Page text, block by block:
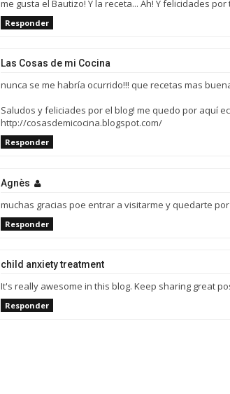
me gusta el Bautizo! Y la receta... Ah! Y felicidades
Responder
Las Cosas de mi Cocina
nunca se me habría ocurrido!!! que recetas mas
Saludos y feliciades por el blog! me quedo por aquí
http://cosasdemicocina.blogspot.com/
Responder
Agnès
muchas gracias poe entrar a visitarme y quedarte
Responder
child anxiety treatment
It's really awesome in this blog. Keep sharing great
Responder